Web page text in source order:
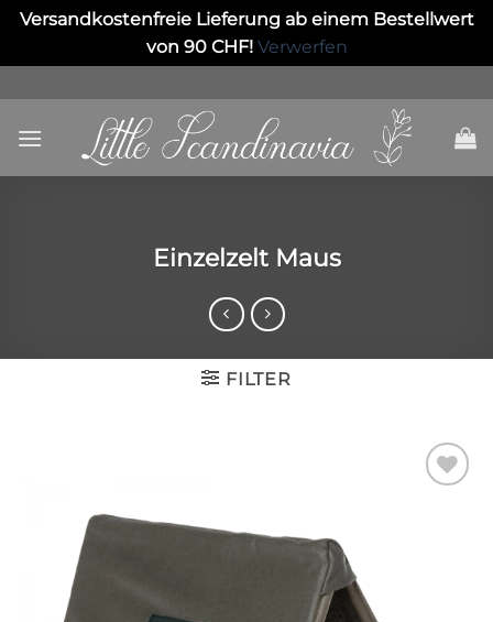
Versandkostenfreie Lieferung ab einem Bestellwert
von 90 CHF! Verwerfen
to
content
Einzelzelt Maus
FILTER